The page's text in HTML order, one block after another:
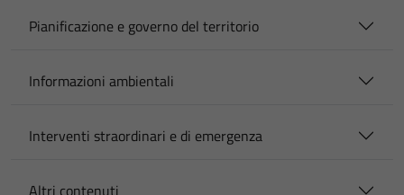
Pianificazione e governo del territorio
Informazioni ambientali
Interventi straordinari e di emergenza
Altri contenuti